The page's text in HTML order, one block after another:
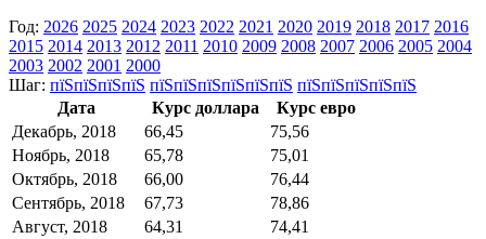
Год: 2026 2025 2024 2023 2022 2021 2020 2019 2018 2017 2016
2015 2014 2013 2012 2011 2010 2009 2008 2007 2006 2005 2004
2003 2002 2001 2000
Шаг: пїЅпїЅпїЅпїЅ пїЅпїЅпїЅпїЅпїЅпїЅ пїЅпїЅпїЅпїЅпїЅ
Дата
Курс доллара
Курс евро
Декабрь, 2018
66,45
75,56
Ноябрь, 2018
65,78
75,01
Октябрь, 2018
66,00
76,44
Сентябрь, 2018
67,73
78,86
Август, 2018
64,31
74,41